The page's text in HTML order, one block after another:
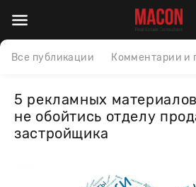
Все публикации Комментарии и
5 рекламных
не обойтись отделу
застройщика